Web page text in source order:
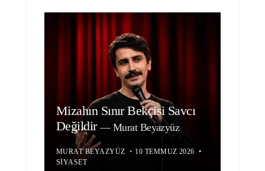
Mizahın Sınır Bekçisi Savcı
Değildir—Murat Beyazyüz
MURAT BEYAZYÜZ • 10 TEMMUZ 2026 •
SIYASET